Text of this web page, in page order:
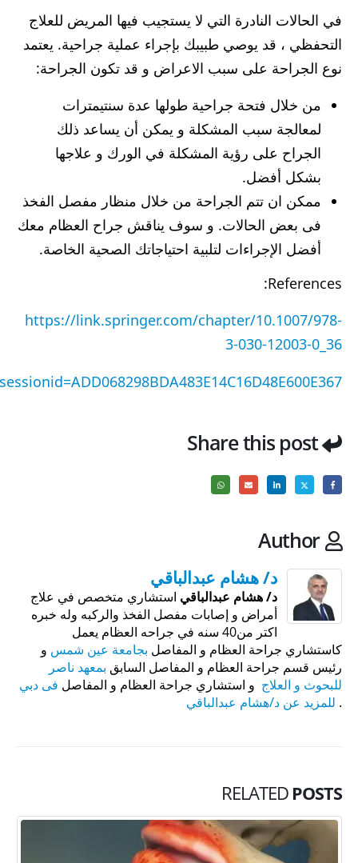
في الحالات النادرة التي لا يستجيب فيها المريض للعلاج
التحفظي ، قد يوصي طبيبك بإجراء عملية جراحية. يعتمد
نوع الجراحة على سبب الاعراض و قد تكون الجراحة:
من خلال فتحة جراحية طولها عدة سنتيمترات
لمعالجة سبب المشكلة و يمكن أن يساعد ذلك
الجراح على رؤية المشكلة في الورك و علاجها
بشكل أفضل.
ممكن ان تتم الجراحة من خلال منظار مفصل الفخذ
فى بعض الحالات. و سوف يناقش جراح العظام معك
أفضل الإجراءات لتلبية احتياجاتك الصحية الخاصة.
References:
https://link.springer.com/chapter/10.1007/978-
3-030-12003-0_36
Share this post
Author
د/ هشام عبدالباقي
د/ هشام عبدالباقي استشاري متخصص في علاج
أمراض و إصابات مفصل الفخذ والركبه وله خبره
اكتر من40 سنه في جراحه العظام يعمل
كاستشاري جراحة العظام و المفاصل بجامعة عين شمس و
رئيس قسم جراحة العظام و المفاصل السابق بمعهد ناصر
للبحوث و العلاج و استشاري جراحة العظام و المفاصل فى دبي
. للمزيد عن د/هشام عبدالباقي
RELATED POSTS